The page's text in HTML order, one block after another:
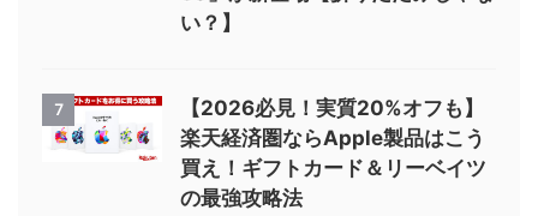
い？】
7
【2026必見！実質20%オフも】
楽天経済圏ならApple製品はこう
買え！ギフトカード＆リーベイツ
の最強攻略法